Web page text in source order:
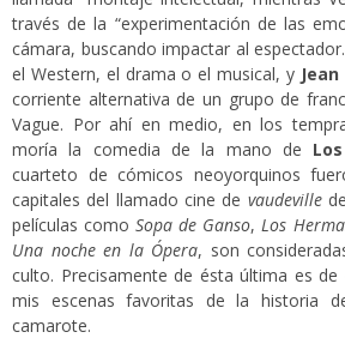
través de la “experimentación de las
cámara, buscando impactar al
el Western, el drama o el musical, y
corriente alternativa de un grupo de
Vague. Por ahí en medio, en los
moría la comedia de la mano de
cuarteto de cómicos neoyorquinos
capitales del llamado cine de vaudeville
películas comoSopa de Ganso,Los
Una noche en la Ópera, son
culto. Precisamente de ésta última es
mis escenas favoritas de la historia
camarote.